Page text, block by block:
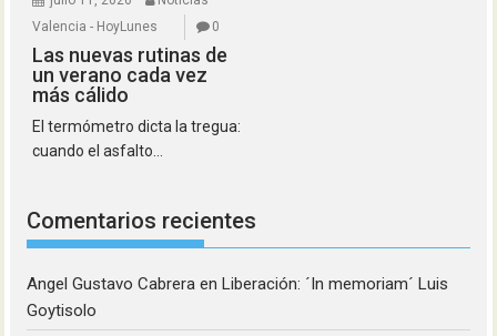
Valencia - HoyLunes
0
Las nuevas rutinas de
un verano cada vez
más cálido
El termómetro dicta la tregua:
cuando el asfalto...
Comentarios recientes
Angel Gustavo Cabrera enLiberación: ´In memoriam´ Luis
Goytisolo